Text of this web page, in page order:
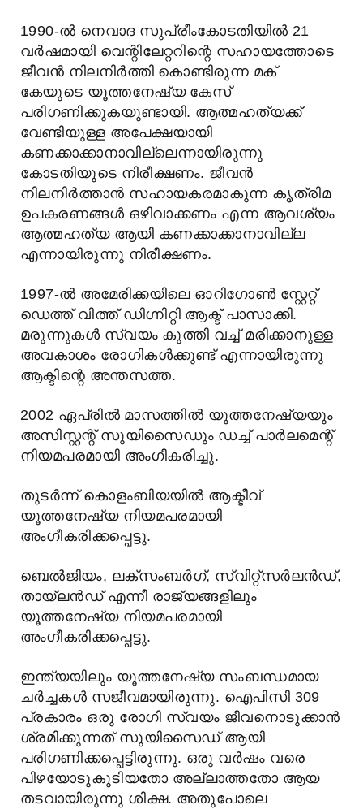
1990-ൽ നെവാദ സുപ്രീംകോടതിയിൽ 21
വർഷമായി വെന്റിലേറ്ററിന്റെ സഹായത്തോടെ
ജീവൻ നിലനിർത്തി കൊണ്ടിരുന്ന മക്
കേയുടെ യൂത്തനേഷ്യ കേസ്
പരിഗണിക്കുകയുണ്ടായി. ആത്മഹത്യക്ക്
വേണ്ടിയുള്ള അപേക്ഷയായി
കണക്കാക്കാനാവില്ലെന്നായിരുന്നു
കോടതിയുടെ നിരീക്ഷണം. ജീവൻ
നിലനിർത്താൻ സഹായകരമാകുന്ന കൃത്രിമ
ഉപകരണങ്ങൾ ഒഴിവാക്കണം എന്ന ആവശ്യം
ആത്മഹത്യ ആയി കണക്കാക്കാനാവില്ല
എന്നായിരുന്നു നിരീക്ഷണം.
1997-ൽ അമേരിക്കയിലെ ഓറിഗോൺ സ്റ്റേറ്റ്
ഡെത്ത് വിത്ത് ഡിഗ്നിറ്റി ആക്ട് പാസാക്കി.
മരുന്നുകൾ സ്വയം കുത്തി വച്ച് മരിക്കാനുള്ള
അവകാശം രോഗികൾക്കുണ്ട് എന്നായിരുന്നു
ആക്ടിന്റെ അന്തസത്ത.
2002 ഏപ്രിൽ മാസത്തിൽ യൂത്തനേഷ്യയും
അസിസ്റ്റന്റ് സുയിസൈഡും ഡച്ച് പാർലമെന്റ്
നിയമപരമായി അംഗീകരിച്ചു.
തുടർന്ന് കൊളംബിയയിൽ ആക്ടീവ്
യൂത്തനേഷ്യ നിയമപരമായി
അംഗീകരിക്കപ്പെട്ടു.
ബെൽജിയം, ലക്സംബർഗ്, സ്വിറ്റ്സർലൻഡ്,
തായ്‌ലൻഡ് എന്നീ രാജ്യങ്ങളിലും
യൂത്തനേഷ്യ നിയമപരമായി
അംഗീകരിക്കപ്പെട്ടു.
ഇന്ത്യയിലും യൂത്തനേഷ്യ സംബന്ധമായ
ചർച്ചകൾ സജീവമായിരുന്നു. ഐപിസി 309
പ്രകാരം ഒരു രോഗി സ്വയം ജീവനൊടുക്കാൻ
ശ്രമിക്കുന്നത് സുയിസൈഡ് ആയി
പരിഗണിക്കപ്പെട്ടിരുന്നു. ഒരു വർഷം വരെ
പിഴയോടുകൂടിയതോ അല്ലാത്തതോ ആയ
തടവായിരുന്നു ശിക്ഷ. അതുപോലെ